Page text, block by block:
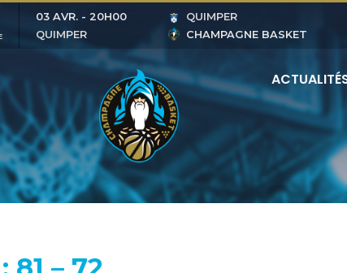
03 AVR. - 20H00
QUIMPER
CHAMPAGNE BASKET
QUIMPER